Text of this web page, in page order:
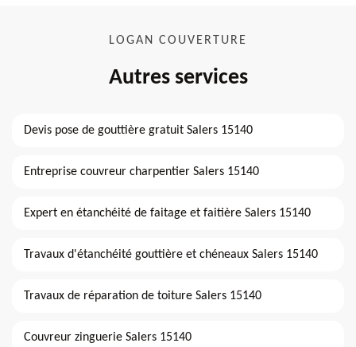
LOGAN COUVERTURE
Autres services
Devis pose de gouttière gratuit Salers 15140
Entreprise couvreur charpentier Salers 15140
Expert en étanchéité de faitage et faitière Salers 15140
Travaux d'étanchéité gouttière et chéneaux Salers 15140
Travaux de réparation de toiture Salers 15140
Couvreur zinguerie Salers 15140